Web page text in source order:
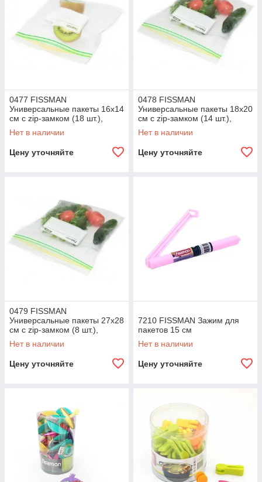
0477 FISSMAN
Универсальные пакеты 16x14
см с zip-замком (18 шт.),
(полиэтилен)
Нет в наличии
Цену уточняйте
0478 FISSMAN
Универсальные пакеты 18x20
см с zip-замком (14 шт.),
(полиэтилен)
Нет в наличии
Цену уточняйте
0479 FISSMAN
Универсальные пакеты 27x28
см с zip-замком (8 шт.),
(полиэтилен)
Нет в наличии
Цену уточняйте
7210 FISSMAN Зажим для
пакетов 15 см
Нет в наличии
Цену уточняйте